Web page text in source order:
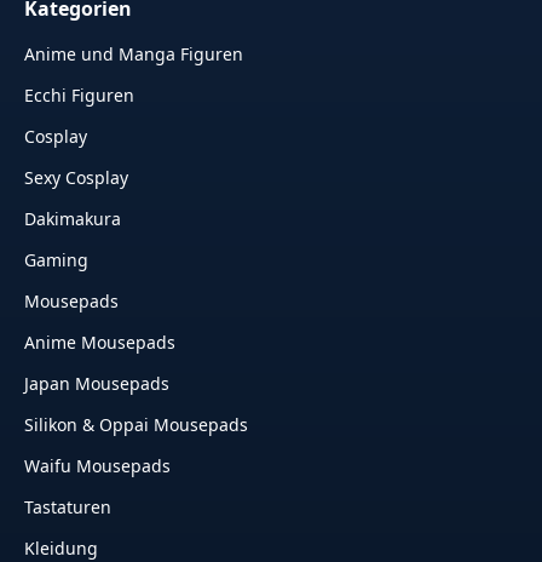
Kategorien
Anime und Manga Figuren
Ecchi Figuren
Cosplay
Sexy Cosplay
Dakimakura
Gaming
Mousepads
Anime Mousepads
Japan Mousepads
Silikon & Oppai Mousepads
Waifu Mousepads
Tastaturen
Kleidung